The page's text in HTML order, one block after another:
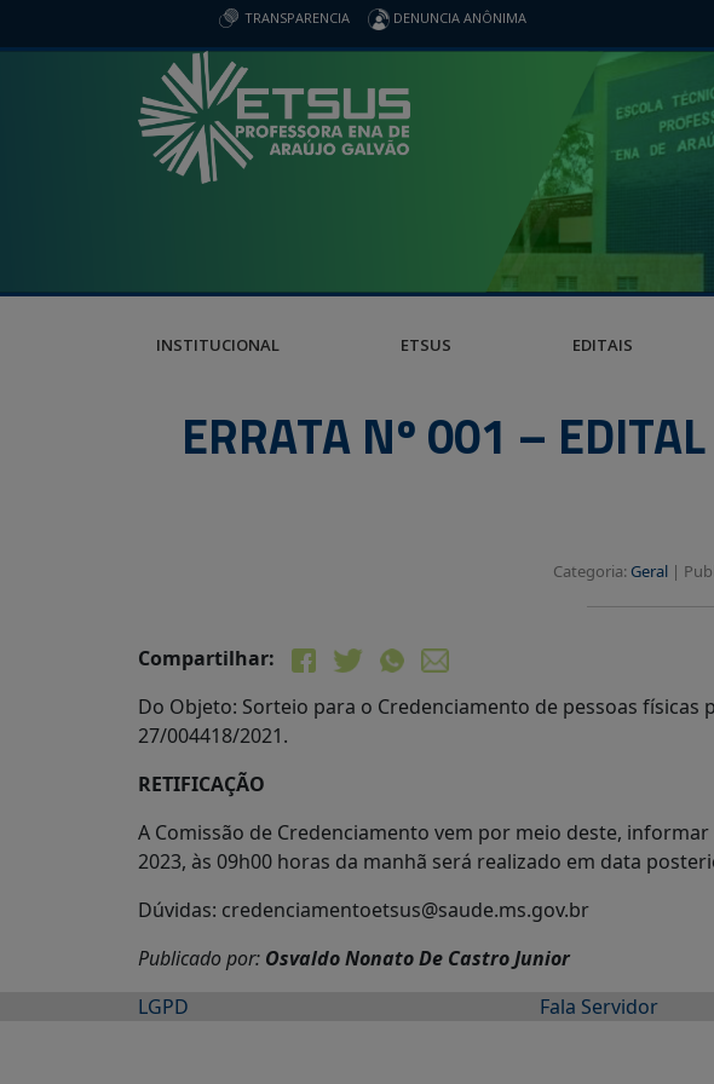
TRANSPARENCIA DENUNCIA ANÔNIMA
INSTITUCIONAL ETSUS EDITAIS
ERRATA Nº 001 –
Categoria: Geral |
Compartilhar:
Do Objeto: Sorteio para o Credenciamento de pessoas físicas
27/004418/2021.
RETIFICAÇÃO
A Comissão de Credenciamento vem por meio deste,
2023, às 09h00 horas da manhã será realizado em data
Dúvidas: credenciamentoetsus@saude.ms.gov.br
Publicado por: Osvaldo Nonato De Castro Junior
LGPD
Fala Servidor